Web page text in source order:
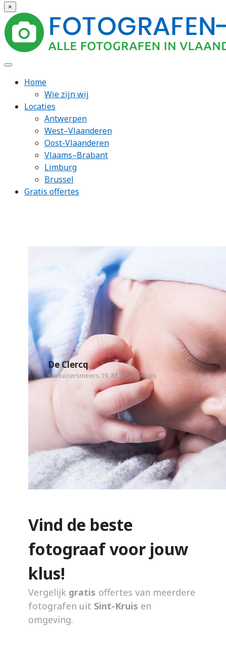
×
Home
Wie zijn wij
Locaties
Antwerpen
West–Vlaanderen
Oost-Vlaanderen
Vlaams–Brabant
Limburg
Brussel
Gratis offertes
De Clercq
Kartuizersmeers 19, 8310 Sint-Kruis
Vind de beste
fotograaf voor jouw
klus!
Vergelijk gratis offertes van meerdere
fotografen uit Sint-Kruis en
omgeving.